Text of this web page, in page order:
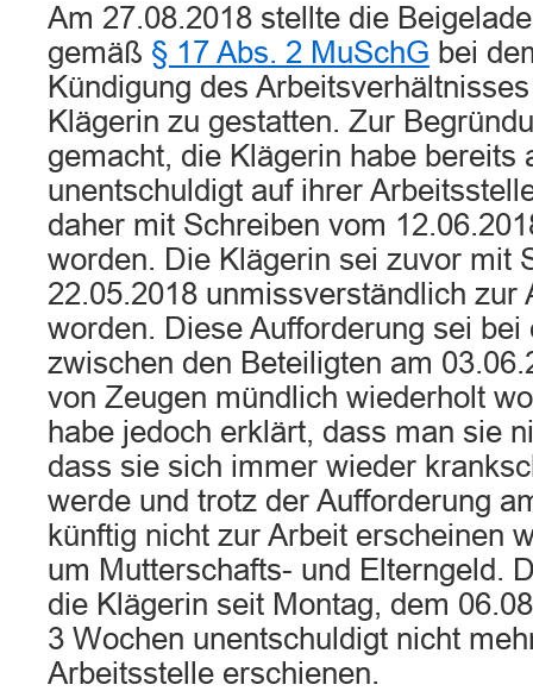
Am 27.08.2018 stellte die
gemäß § 17 Abs. 2 MuSchG bei
Kündigung des
Klägerin zu gestatten. Zur
gemacht, die Klägerin habe bereits
unentschuldigt auf ihrer
daher mit Schreiben vom
worden. Die Klägerin sei zuvor mit
22.05.2018 unmissverständlich zur
worden. Diese Aufforderung sei
zwischen den Beteiligten am
von Zeugen mündlich wiederholt
habe jedoch erklärt, dass man sie
dass sie sich immer wieder
werde und trotz der Aufforderung
künftig nicht zur Arbeit erscheinen
um Mutterschafts- und Elterngeld.
die Klägerin seit Montag, dem
3 Wochen unentschuldigt nicht
Arbeitsstelle erschienen.